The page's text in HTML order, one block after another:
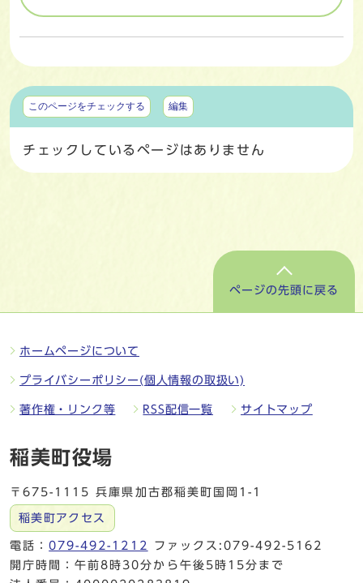
マイページ
このページをチェックする 編集
チェックしているページはありません
ページの先頭に戻る
ホームページについて
プライバシーポリシー(個人情報の取扱い)
著作権・リンク等 RSS配信一覧 サイトマップ
稲美町役場
〒675-1115 兵庫県加古郡稲美町国岡1-1
稲美町アクセス
電話：079-492-1212
ファックス:079-492-5162
開庁時間：午前8時30分から午後5時15分まで